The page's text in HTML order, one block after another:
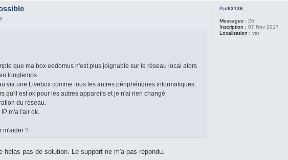
que ma box eedomus n'est plus joignable sur le réseau local alors
longtemps.
via une Livebox comme tous les autres périphériques informatiques.
qu'il est ok pour les autres appareils et je n'ai rien changé
du réseau.
m'a l'air ok.
m'aider ?
hélas pas de solution. Le support ne m'a pas répondu.
Pat83136
Messages : 25
Inscription : 07 Nov 2017
Localisation : var